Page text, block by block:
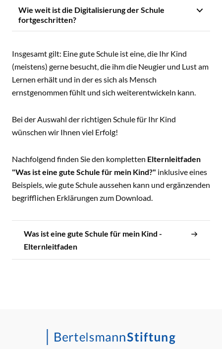
Wie weit ist die Digitalisierung der Schule
fortgeschritten?
Insgesamt gilt: Eine gute Schule ist eine, die Ihr Kind
(meistens) gerne besucht, die ihm die Neugier und Lust am
Lernen erhält und in der es sich als Mensch
ernstgenommen fühlt und sich weiterentwickeln kann.
Bei der Auswahl der richtigen Schule für Ihr Kind
wünschen wir Ihnen viel Erfolg!
Nachfolgend finden Sie den kompletten Elternleitfaden
"Was ist eine gute Schule für mein Kind?" inklusive eines
Beispiels, wie gute Schule aussehen kann und ergänzenden
begrifflichen Erklärungen zum Download.
Was ist eine gute Schule für mein Kind -
Elternleitfaden